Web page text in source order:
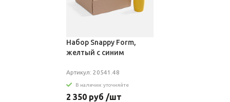
Набор Snappy Form,
желтый с синим
Артикул: 20541.48
В наличии: уточняйте
2 350 руб /шт